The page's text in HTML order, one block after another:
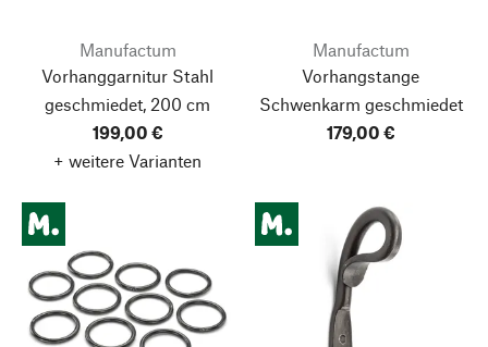
Manufactum
Vorhanggarnitur Stahl
geschmiedet, 200 cm
199,00 €
+ weitere Varianten
Manufactum
Vorhangstange
Schwenkarm geschmiedet
179,00 €